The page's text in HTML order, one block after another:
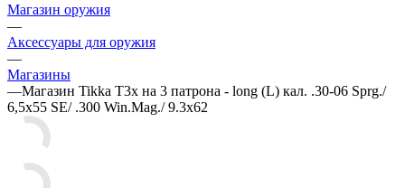
Магазин оружия
—
Аксессуары для оружия
—
Магазины
—Магазин Tikka T3x на 3 патрона - long (L) кал. .30-06 Sprg./
6,5x55 SE/ .300 Win.Mag./ 9.3x62